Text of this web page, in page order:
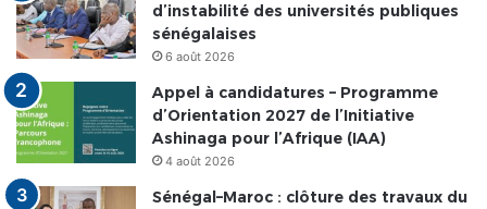
d’instabilité des universités publiques
sénégalaises
6 août 2026
Appel à candidatures – Programme
d’Orientation 2027 de l’Initiative
Ashinaga pour l’Afrique (IAA)
4 août 2026
Sénégal–Maroc : clôture des travaux du